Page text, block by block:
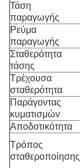
Τάση
παραγωγής
Ρεύμα
παραγωγής
Σταθερότητα
τάσης
Τρέχουσα
σταθερότητα
Παράγοντας
κυματισμών
Αποδοτικότητα
Τρόπος
σταθεροποίησης